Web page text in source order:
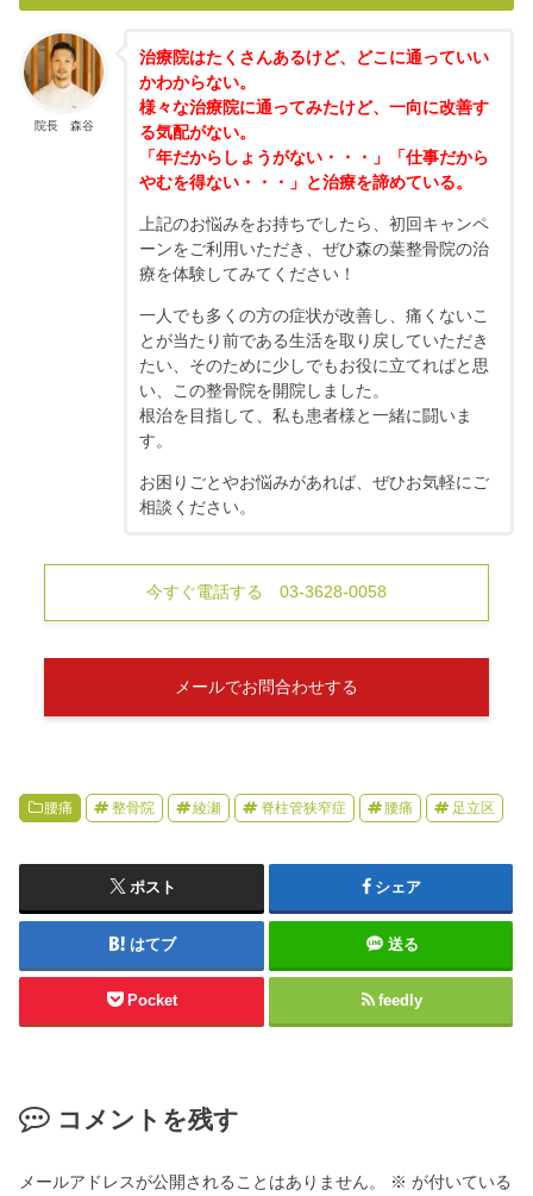
院長 森谷
治療院はたくさんあるけど、どこに通っていい
かわからない。
様々な治療院に通ってみたけど、一向に改善す
る気配がない。
「年だからしょうがない・・・」「仕事だから
やむを得ない・・・」と治療を諦めている。
上記のお悩みをお持ちでしたら、初回キャンペ
ーンをご利用いただき、ぜひ森の葉整骨院の治
療を体験してみてください！
一人でも多くの方の症状が改善し、痛くないこ
とが当たり前である生活を取り戻していただき
たい、そのために少しでもお役に立てればと思
い、この整骨院を開院しました。
根治を目指して、私も患者様と一緒に闘いま
す。
お困りごとやお悩みがあれば、ぜひお気軽にご
相談ください。
今すぐ電話する 03-3628-0058
メールでお問合わせする
腰痛 整骨院 綾瀬 脊柱管狭窄症 腰痛 足立区
ポスト シェア
はてブ 送る
Pocket feedly
コメントを残す
メールアドレスが公開されることはありません。 ※ が付いている